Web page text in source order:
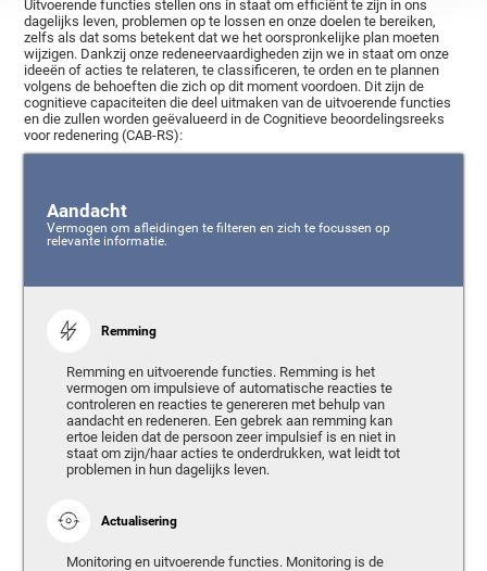
Uitvoerende functies stellen ons in staat om efficiënt te zijn in ons
dagelijks leven, problemen op te lossen en onze doelen te bereiken,
zelfs als dat soms betekent dat we het oorspronkelijke plan moeten
wijzigen. Dankzij onze redeneervaardigheden zijn we in staat om onze
ideeën of acties te relateren, te classificeren, te orden en te plannen
volgens de behoeften die zich op dit moment voordoen. Dit zijn de
cognitieve capaciteiten die deel uitmaken van de uitvoerende functies
en die zullen worden geëvalueerd in de Cognitieve beoordelingsreeks
voor redenering (CAB-RS):
Aandacht
Vermogen om afleidingen te filteren en zich te focussen op
relevante informatie.
Remming
Remming en uitvoerende functies. Remming is het
vermogen om impulsieve of automatische reacties te
controleren en reacties te genereren met behulp van
aandacht en redeneren. Een gebrek aan remming kan
ertoe leiden dat de persoon zeer impulsief is en niet in
staat om zijn/haar acties te onderdrukken, wat leidt tot
problemen in hun dagelijks leven.
Actualisering
Monitoring en uitvoerende functies. Monitoring is de